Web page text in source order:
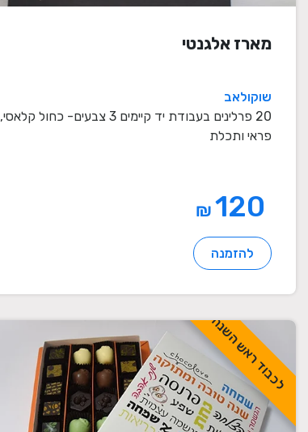
מארז אלגנטי
שוקולאב
20 פרלינים בעבודת יד קיימים 3 צבעים- כחול קלאסי,
פראי ותכלת
₪
להזמנה
לכבוד ראש השנה